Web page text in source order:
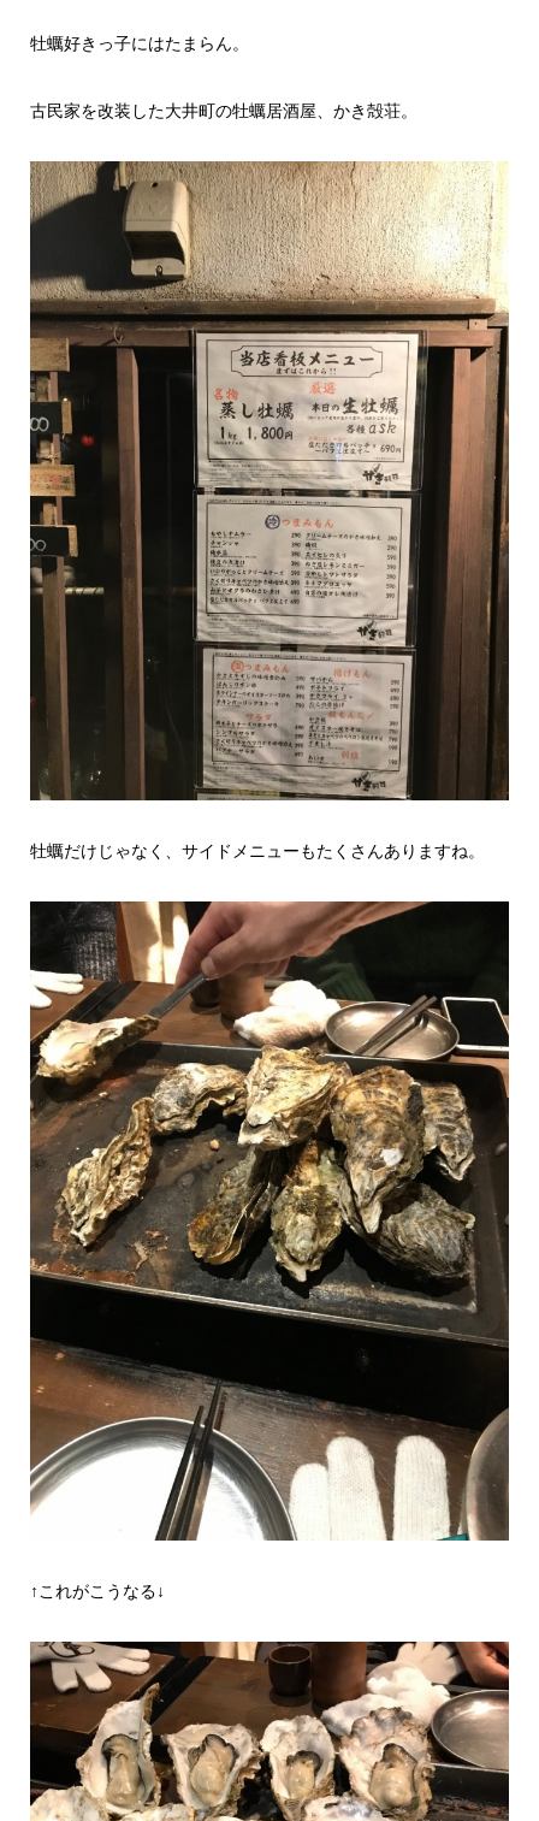
牡蠣好きっ子にはたまらん。
古民家を改装した大井町の牡蠣居酒屋、かき殻荘。
牡蠣だけじゃなく、サイドメニューもたくさんありますね。
↑これがこうなる↓